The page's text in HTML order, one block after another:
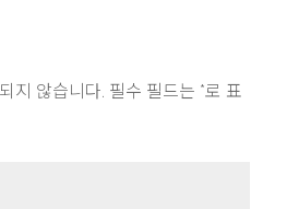
지 않습니다. 필수 필드는 *로 표